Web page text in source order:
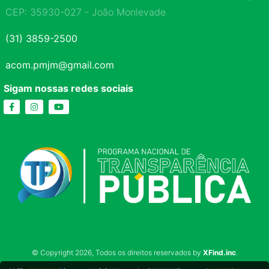
CEP: 35930-027 - João Monlevade
(31) 3859-2500
acom.pmjm@gmail.com
Sigam nossas redes sociais
© Copyright 2026, Todos os direitos reservados by XFind.inc.